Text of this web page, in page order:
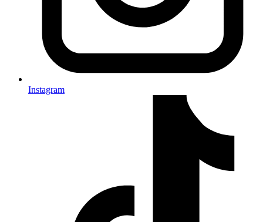
Instagram